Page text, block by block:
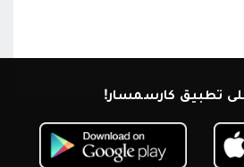
تطبيق كارسمسار!